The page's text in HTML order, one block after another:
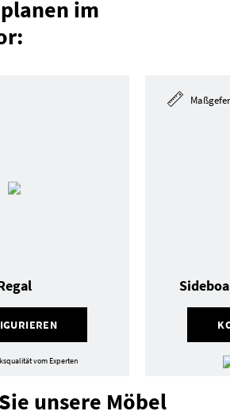
im
vom Experten
unsere Möbel